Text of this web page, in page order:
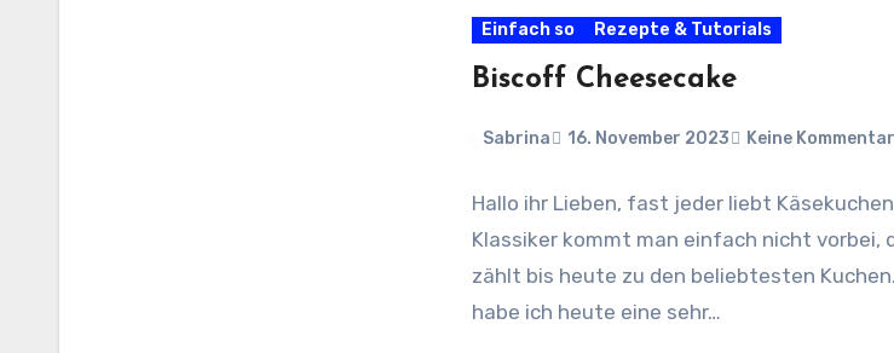
Einfach so Rezepte & Tutorials
Biscoff Cheesecake
Sabrina 16. November 2023 Keine
Hallo ihr Lieben, fast jeder liebt
Klassiker kommt man einfach nicht vorbei,
zählt bis heute zu den beliebtesten
habe ich heute eine sehr…